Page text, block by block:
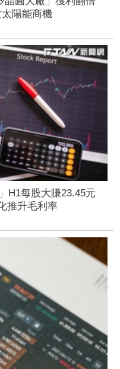
陽能商機
H1每股大賺23.45元
推升毛利率